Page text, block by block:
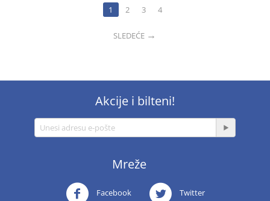
1 2 3 4
SLEDEĆE
Akcije i bilteni!
Mreže
Facebook Twitter